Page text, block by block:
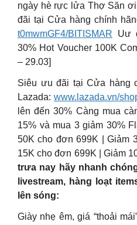
ngày hè rực lửa Thợ Săn
đãi tại Cửa hàng chính
t0mwmGF4/BITISMAR Uư
30% Hot Voucher 100K
– 29.03]
Siêu ưu đãi tại Cửa hàng
Lazada: www.lazada.vn/
lên đến 30% Càng mua
15% và mua 3 giảm 30%
50K cho đơn 699K | Giảm
15K cho đơn 699K | Giảm
trưa nay hãy nhanh
livestream, hàng loạt
lên sóng:
Giày nhẹ êm, giá “thoải